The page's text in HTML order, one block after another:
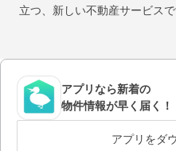
立つ、新しい不動産サービスで
アプリなら新着の
物件情報が早く届く！
アプリをダ